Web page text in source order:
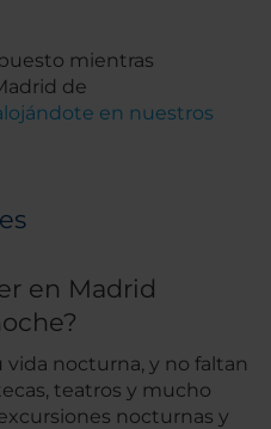
mientras
de
en nuestros
en Madrid
vida nocturna, y no faltan
teatros y mucho
nocturnas y